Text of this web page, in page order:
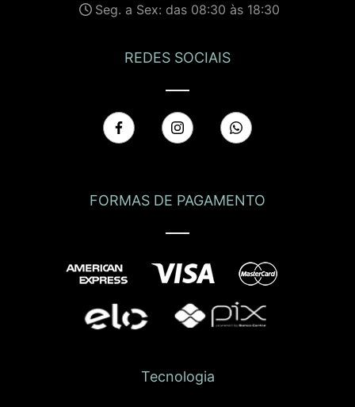
Seg. a Sex: das 08:30 às 18:30
REDES SOCIAIS
FORMAS DE PAGAMENTO
Tecnologia